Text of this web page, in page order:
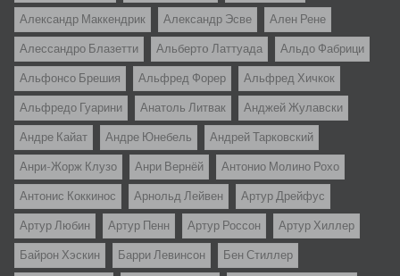
Александр Маккендрик Александр Эсве Ален Рене
Алессандро Блазетти Альбертo Латтуада Альдо Фабрици
Альфонсо Брешия Альфред Форер Альфред Хичкок
Альфредо Гуарини Анатоль Литвак Анджей Жулавски
Андре Кайат Андре Юнебель Андрей Тарковский
Анри-Жорж Клузо Анри Вернёй Антонио Молино Рохо
Антонис Коккинос Арнольд Лейвен Артур Дрейфус
Артур Любин Артур Пенн Артур Россон Артур Хиллер
Байрон Хэскин Барри Левинсон Бен Стиллер